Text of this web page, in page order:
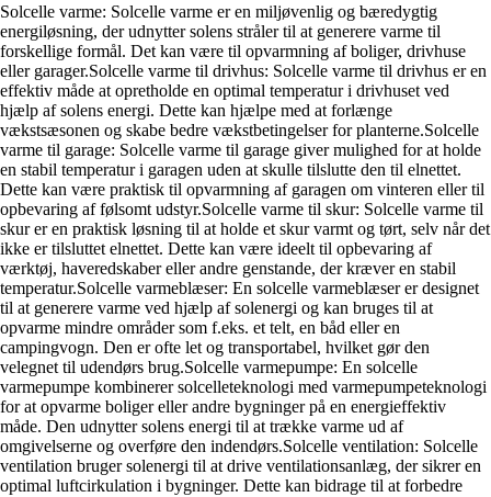
Solcelle varme: Solcelle varme er en miljøvenlig og bæredygtig
energiløsning, der udnytter solens stråler til at generere varme til
forskellige formål. Det kan være til opvarmning af boliger, drivhuse
eller garager.Solcelle varme til drivhus: Solcelle varme til drivhus er en
effektiv måde at opretholde en optimal temperatur i drivhuset ved
hjælp af solens energi. Dette kan hjælpe med at forlænge
vækstsæsonen og skabe bedre vækstbetingelser for planterne.Solcelle
varme til garage: Solcelle varme til garage giver mulighed for at holde
en stabil temperatur i garagen uden at skulle tilslutte den til elnettet.
Dette kan være praktisk til opvarmning af garagen om vinteren eller til
opbevaring af følsomt udstyr.Solcelle varme til skur: Solcelle varme til
skur er en praktisk løsning til at holde et skur varmt og tørt, selv når det
ikke er tilsluttet elnettet. Dette kan være ideelt til opbevaring af
værktøj, haveredskaber eller andre genstande, der kræver en stabil
temperatur.Solcelle varmeblæser: En solcelle varmeblæser er designet
til at generere varme ved hjælp af solenergi og kan bruges til at
opvarme mindre områder som f.eks. et telt, en båd eller en
campingvogn. Den er ofte let og transportabel, hvilket gør den
velegnet til udendørs brug.Solcelle varmepumpe: En solcelle
varmepumpe kombinerer solcelleteknologi med varmepumpeteknologi
for at opvarme boliger eller andre bygninger på en energieffektiv
måde. Den udnytter solens energi til at trække varme ud af
omgivelserne og overføre den indendørs.Solcelle ventilation: Solcelle
ventilation bruger solenergi til at drive ventilationsanlæg, der sikrer en
optimal luftcirkulation i bygninger. Dette kan bidrage til at forbedre